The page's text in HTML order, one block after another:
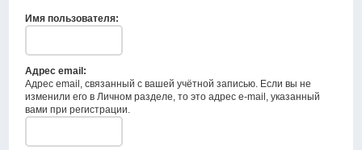
Имя пользователя:
Адрес email:
Адрес email, связанный с вашей учётной записью. Если вы не
изменили его в Личном разделе, то это адрес e-mail, указанный
вами при регистрации.